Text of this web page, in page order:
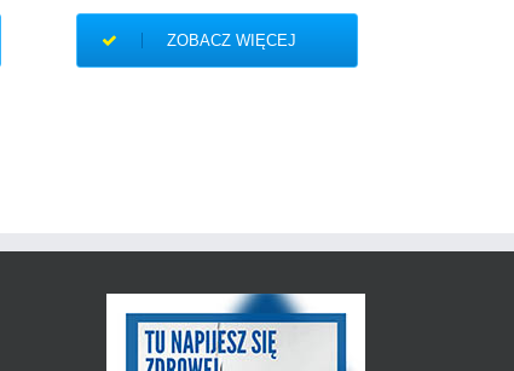
ZOBACZ WIĘCEJ